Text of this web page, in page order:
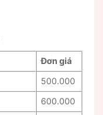
Đơn giá
500.000
600.000